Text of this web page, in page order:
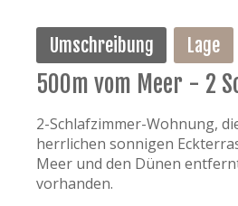
Umschreibung Lage
500m vom Meer - 2
2-Schlafzimmer-Wohnung,
herrlichen sonnigen
Meer und den Dünen
vorhanden.